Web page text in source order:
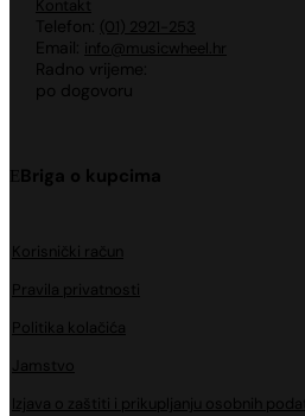
Kontakt
Telefon: (01) 2921-253
Email: info@musicwheel.hr
Radno vrijeme:
po dogovoru
Briga o kupcima
Korisnički račun
Pravila privatnosti
Politika kolačića
Jamstvo
Izjava o zaštiti i prikupljanju osobnih